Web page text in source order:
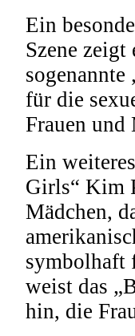
Ein
Szene
für die
Frauen und
Ein
Girls“ Kim
Mädchen,
symbolhaft
weist das
hin, die